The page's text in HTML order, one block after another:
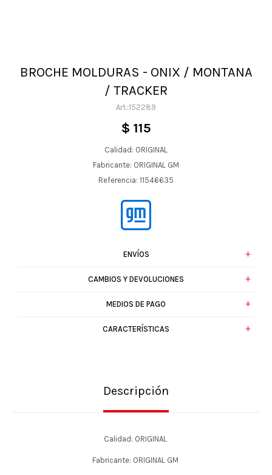
BROCHE MOLDURAS - ONIX / MONTANA
/ TRACKER
152289
$ 115
Calidad: ORIGINAL
Fabricante: ORIGINAL GM
Referencia: 11546635
ENVÍOS
CAMBIOS Y DEVOLUCIONES
MEDIOS DE PAGO
CARACTERÍSTICAS
Descripción
Calidad: ORIGINAL
Fabricante: ORIGINAL GM